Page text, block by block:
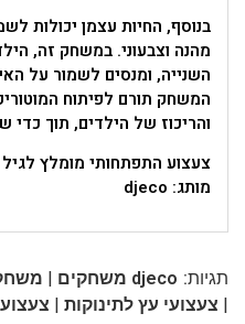
בנוסף, החיות עצמן יכולות
מהנה וצבעוני. במשחק זה,
השנייה, ומנסים לשמור על
המשחק תורם לפיתוח
והריכוז של הילדים, תוך כדי
צעצוע התפתחותי מומלץ
מותג: djeco
תגיות: djeco משחקים |
| צעצועי עץ לתינוקות |